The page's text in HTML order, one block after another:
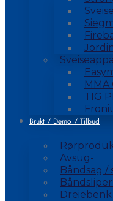
MMA
TIG
Brukt / Demo / Tilbud
Avsug-
Båndsag /
Dreiebenk